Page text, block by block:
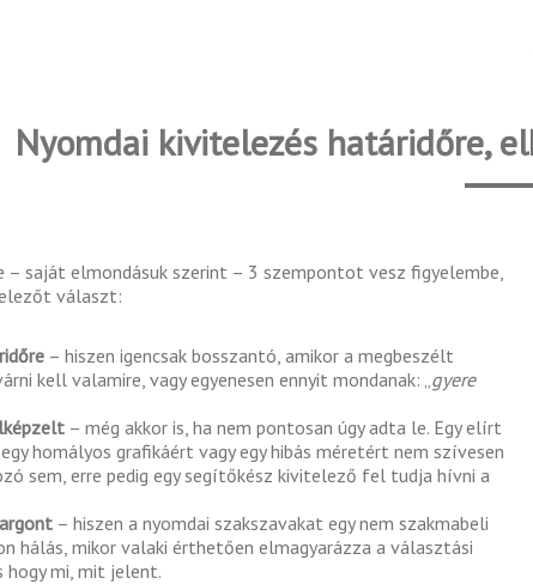
Nyomdai kivitelezés határidőre,
– saját elmondásuk szerint – 3 szempontot vesz figyelembe,
választ:
– hiszen igencsak bosszantó, amikor a megbeszélt
kell valamire, vagy egyenesen ennyit mondanak: „gyere
– még akkor is, ha nem pontosan úgy adta le. Egy elírt
homályos grafikáért vagy egy hibás méretért nem szívesen
sem, erre pedig egy segítőkész kivitelező fel tudja hívni a
– hiszen a nyomdai szakszavakat egy nem szakmabeli
hálás, mikor valaki érthetően elmagyarázza a választási
hogy mi, mit jelent.